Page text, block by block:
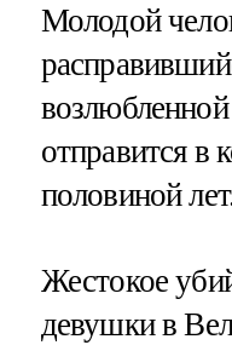
Молодой
отправится в
половиной
Жестокое
девушки в